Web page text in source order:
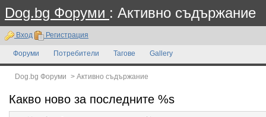
Dog.bg Форуми : Активно съдържание
Вход Регистрация
Форуми Потребители Тагове Gallery
Dog.bg Форуми > Активно съдържание
Какво ново за последните %s